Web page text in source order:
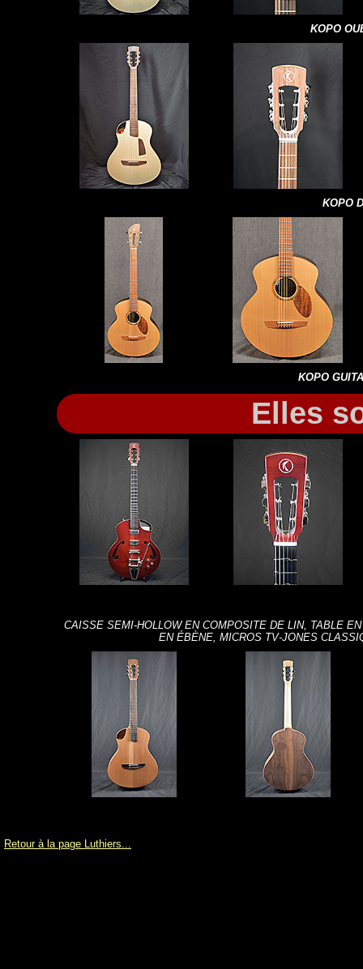
KOPO
KOPO
KOPO
Elles
CAISSE SEMI-HOLLOW EN COMPOSITE DE LIN, TABLE
EN ÉBÈNE, MICROS TV-JONES
Retour à la page Luthiers...